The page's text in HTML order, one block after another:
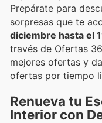
Prepárate para
sorpresas que te
diciembre hasta el
través de Ofertas
mejores ofertas y
ofertas por tiempo
Renueva tu
Interior con